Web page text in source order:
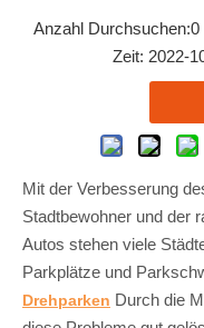
Anzahl Durchsuchen:0
Zeit: 2022-
Mit der Verbesserung
Stadtbewohner und der
Autos stehen viele
Parkplätze und
Drehparken Durch die